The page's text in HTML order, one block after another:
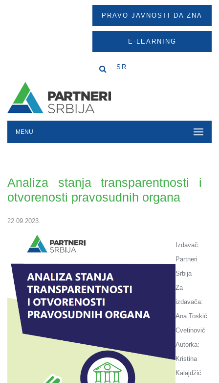
PRAVO JAVNOSTI DA ZNA
E-LEARNING
SR
MENU
Analiza stanja transparentnosti i
otvorenosti pravosudnih organa
22.09.2023.
Izdavač:
Partneri
Srbija
Za
izdavača:
Ana Toskić
Cvetinović
Autorka:
Kristina
Kalajdžić